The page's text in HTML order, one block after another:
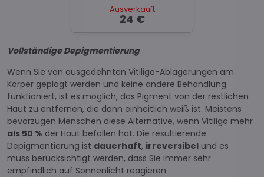
Ausverkauft
24 €
Vollständige Depigmentierung
Wenn Sie von ausgedehnten Vitiligo-Ablagerungen am
Körper geplagt werden und keine andere Behandlung
funktioniert, ist es möglich, das Pigment von der restlichen
Haut zu entfernen, die dann einheitlich weiß ist. Meistens
bevorzugen Menschen diese Alternative, wenn Vitiligo mehr
als 50 % der Haut befallen hat. Die resultierende
Depigmentierung ist dauerhaft, irreversibel und es
muss berücksichtigt werden, dass Sie immer sehr
empfindlich auf Sonnenlicht reagieren.